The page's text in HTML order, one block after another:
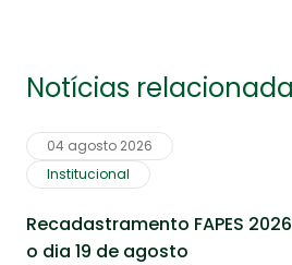
Notícias
04 agosto 2026
Institucional
Recadastramento FAPES
o dia 19 de agosto